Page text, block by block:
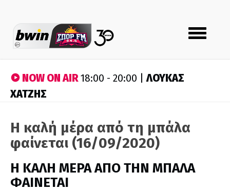
Toggle
navigation
NOW ON AIR18:00 - 20:00 |ΛΟΥΚΑΣ
ΧΑΤΖΗΣ
Η καλή μέρα από τη μπάλα
φαίνεται (16/09/2020)
H ΚΑΛΗ ΜΕΡΑ ΑΠΟ ΤΗΝ ΜΠΑΛΑ
ΦΑΙΝΕΤΑΙ